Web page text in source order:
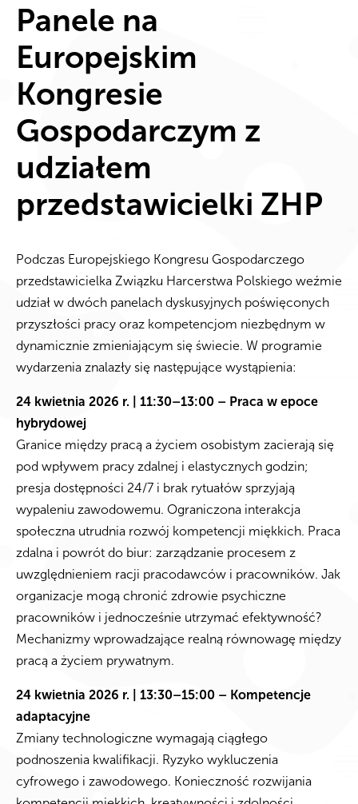
Panele na
Europejskim
Kongresie
Gospodarczym z
udziałem
przedstawicielki ZHP
Podczas Europejskiego Kongresu Gospodarczego
przedstawicielka Związku Harcerstwa Polskiego weźmie
udział w dwóch panelach dyskusyjnych poświęconych
przyszłości pracy oraz kompetencjom niezbędnym w
dynamicznie zmieniającym się świecie. W programie
wydarzenia znalazły się następujące wystąpienia:
24 kwietnia 2026 r. | 11:30–13:00 – Praca w epoce
hybrydowej
Granice między pracą a życiem osobistym zacierają się
pod wpływem pracy zdalnej i elastycznych godzin;
presja dostępności 24/7 i brak rytuałów sprzyjają
wypaleniu zawodowemu. Ograniczona interakcja
społeczna utrudnia rozwój kompetencji miękkich. Praca
zdalna i powrót do biur: zarządzanie procesem z
uwzględnieniem racji pracodawców i pracowników. Jak
organizacje mogą chronić zdrowie psychiczne
pracowników i jednocześnie utrzymać efektywność?
Mechanizmy wprowadzające realną równowagę między
pracą a życiem prywatnym.
24 kwietnia 2026 r. | 13:30–15:00 – Kompetencje
adaptacyjne
Zmiany technologiczne wymagają ciągłego
podnoszenia kwalifikacji. Ryzyko wykluczenia
cyfrowego i zawodowego. Konieczność rozwijania